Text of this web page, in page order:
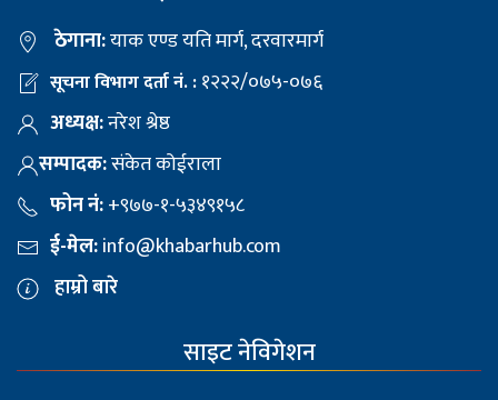
ठेगाना:याक एण्ड यति मार्ग, दरवारमार्ग
सूचना विभाग दर्ता नं. :१२२२/०७५-०७६
अध्यक्ष:नरेश श्रेष्ठ
सम्पादक:संकेत कोईराला
फोन नं:+९७७-१-५३४९१५८
ई-मेल:info@khabarhub.com
हाम्रो बारे
साइट नेविगेशन